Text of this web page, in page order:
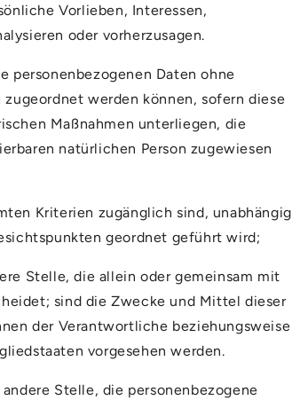
Vorlieben, Interessen,
oder vorherzusagen.
personenbezogenen Daten ohne
werden können, sofern diese
Maßnahmen unterliegen, die
natürlichen Person zugewiesen
Kriterien zugänglich sind, unabhängig
geordnet geführt wird;
Stelle, die allein oder gemeinsam mit
sind die Zwecke und Mittel dieser
der Verantwortliche beziehungsweise
vorgesehen werden.
Stelle, die personenbezogene